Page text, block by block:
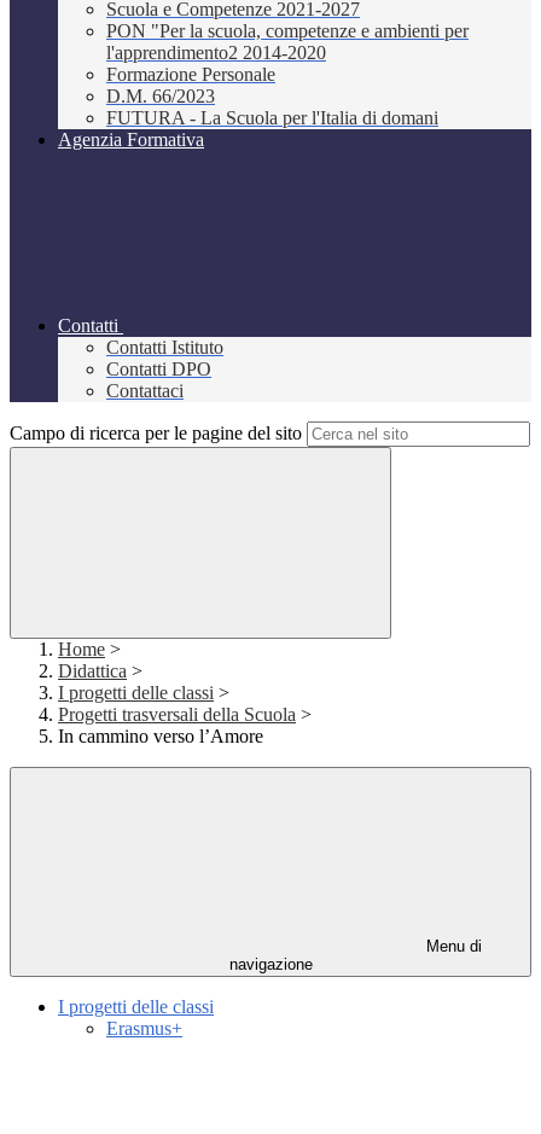
Scuola e Competenze 2021-2027
PON "Per la scuola, competenze e ambienti per
l'apprendimento2 2014-2020
Formazione Personale
D.M. 66/2023
FUTURA - La Scuola per l'Italia di domani
Agenzia Formativa
Contatti
Contatti Istituto
Contatti DPO
Contattaci
Campo di ricerca per le pagine del sito
Home >
Didattica >
I progetti delle classi >
Progetti trasversali della Scuola >
In cammino verso l’Amore
Menu di
navigazione
I progetti delle classi
Erasmus+